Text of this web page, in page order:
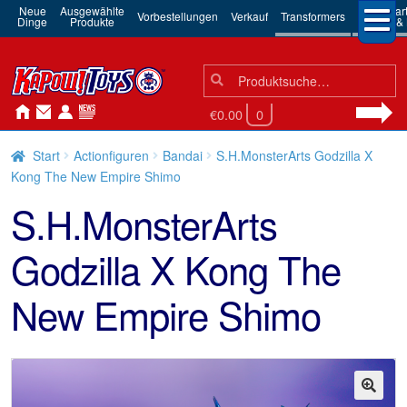
Neue
Dinge
Ausgewählte
Produkte Vorbestellungen Verkauf Transformers 3rd
Robots
Suchen
nach:
Suche
€0.00 0
Start Actionfiguren Bandai
S.H.MonsterArts Godzilla X
Kong The New Empire Shimo
S.H.MonsterArts
Godzilla X Kong The
New Empire Shimo